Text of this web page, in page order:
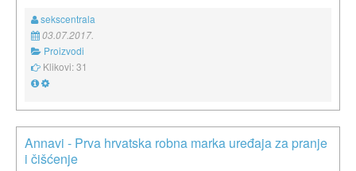
sekscentrala
03.07.2017.
Proizvodi
Klikovi: 31
Annavi - Prva hrvatska robna marka uređaja za pranje
i čišćenje